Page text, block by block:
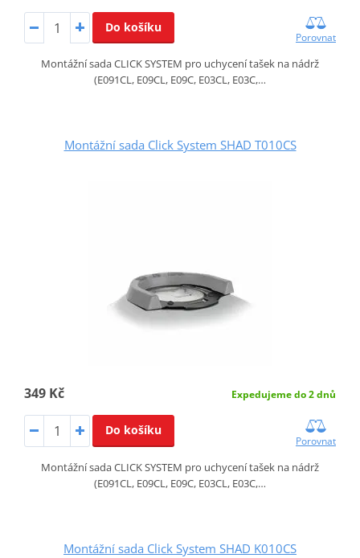
Do košíku
Porovnat
Montážní sada CLICK SYSTEM pro uchycení tašek na nádrž
(E091CL, E09CL, E09C, E03CL, E03C,…
Montážní sada Click System SHAD T010CS
349 Kč Expedujeme do 2 dnů
Do košíku
Porovnat
Montážní sada CLICK SYSTEM pro uchycení tašek na nádrž
(E091CL, E09CL, E09C, E03CL, E03C,…
Montážní sada Click System SHAD K010CS